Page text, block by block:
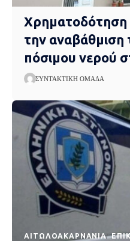
Χρηματοδότηση
την αναβάθμιση
πόσιμου νερού
ΣΥΝΤΑΚΤΙΚΉ ΟΜΆΔΑ
AΙΤΩΛΟΑΚΑΡΝΑΝΊΑ